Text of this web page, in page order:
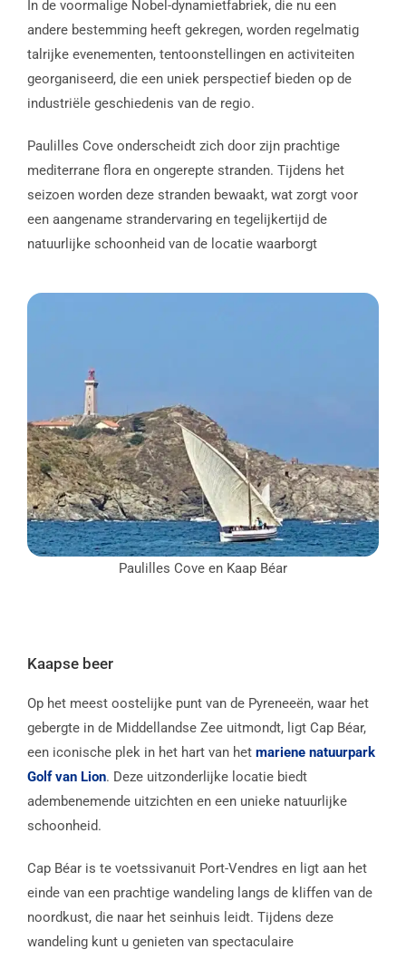
In de voormalige Nobel-dynamietfabriek, die nu een
andere bestemming heeft gekregen, worden regelmatig
talrijke evenementen, tentoonstellingen en activiteiten
georganiseerd, die een uniek perspectief bieden op de
industriële geschiedenis van de regio.
Paulilles Cove onderscheidt zich door zijn prachtige
mediterrane flora en ongerepte stranden. Tijdens het
seizoen worden deze stranden bewaakt, wat zorgt voor
een aangename strandervaring en tegelijkertijd de
natuurlijke schoonheid van de locatie waarborgt
Paulilles Cove en Kaap Béar
Kaapse beer
Op het meest oostelijke punt van de Pyreneeën, waar het
gebergte in de Middellandse Zee uitmondt, ligt Cap Béar,
een iconische plek in het hart van het mariene natuurpark
Golf van Lion. Deze uitzonderlijke locatie biedt
adembenemende uitzichten en een unieke natuurlijke
schoonheid.
Cap Béar is te voetssivanuit Port-Vendres en ligt aan het
einde van een prachtige wandeling langs de kliffen van de
noordkust, die naar het seinhuis leidt. Tijdens deze
wandeling kunt u genieten van spectaculaire